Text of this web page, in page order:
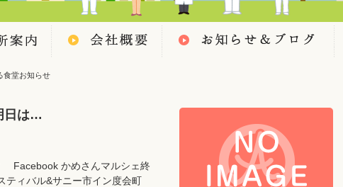
食堂お知らせ
日は…
Facebook かめさんマルシェ終
ティバル&サニー市イン度会町